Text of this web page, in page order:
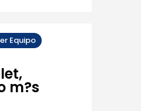
Equipo
m?s